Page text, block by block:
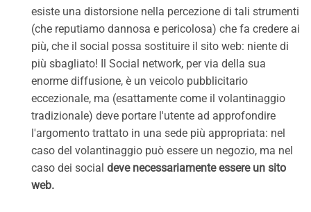
esiste una distorsione nella percezione di tali strumenti
(che reputiamo dannosa e pericolosa) che fa credere ai
più, che il social possa sostituire il sito web: niente di
più sbagliato! Il Social network, per via della sua
enorme diffusione, è un veicolo pubblicitario
eccezionale, ma (esattamente come il volantinaggio
tradizionale) deve portare l'utente ad approfondire
l'argomento trattato in una sede più appropriata: nel
caso del volantinaggio può essere un negozio, ma nel
caso dei social deve necessariamente essere un sito
web.